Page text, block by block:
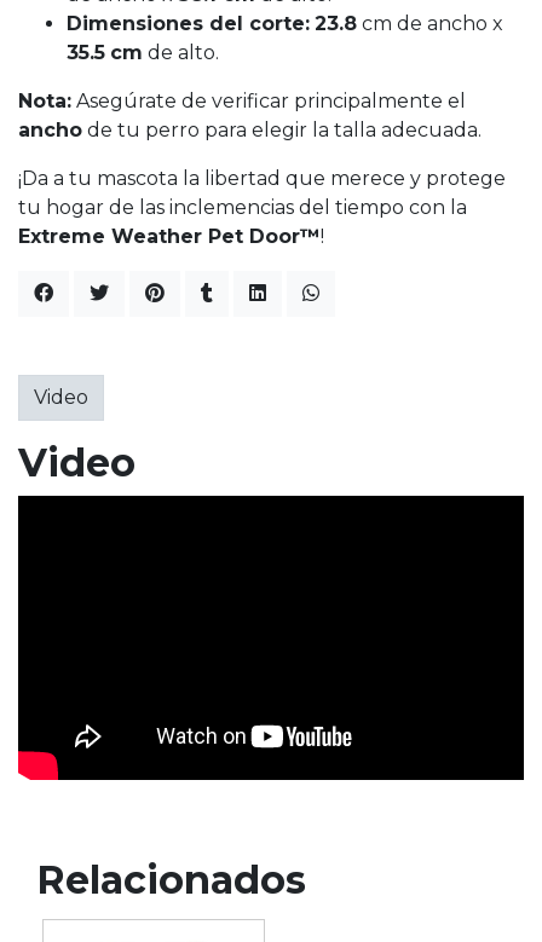
Dimensiones del corte: 23.8 cm de ancho x
35.5 cm de alto.
Nota: Asegúrate de verificar principalmente el
ancho de tu perro para elegir la talla adecuada.
¡Da a tu mascota la libertad que merece y protege
tu hogar de las inclemencias del tiempo con la
Extreme Weather Pet Door™!
Video
Video
Relacionados